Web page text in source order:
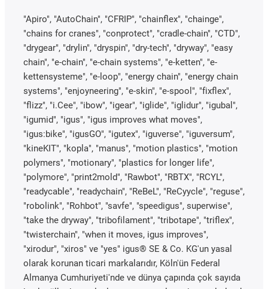
"Apiro", "AutoChain", "CFRIP", "chainflex", "chainge",
"chains for cranes", "conprotect", "cradle-chain", "CTD",
"drygear", "drylin", "dryspin", "dry-tech", "dryway", "easy
chain", "e-chain", "e-chain systems", "e-ketten", "e-
kettensysteme", "e-loop", "energy chain", "energy chain
systems", "enjoyneering", "e-skin", "e-spool", "fixflex",
"flizz", "i.Cee", "ibow", "igear", "iglide", "iglidur", "igubal",
"igumid", "igus", "igus improves what moves",
"igus:bike", "igusGO", "igutex", "iguverse", "iguversum",
"kineKIT", "kopla", "manus", "motion plastics", "motion
polymers", "motionary", "plastics for longer life",
"polymore", "print2mold", "Rawbot", "RBTX", "RCYL",
"readycable", "readychain", "ReBeL", "ReCyycle", "reguse",
"robolink", "Rohbot", "savfe", "speedigus", superwise",
"take the dryway", "tribofilament", "tribotape", "triflex",
"twisterchain", "when it moves, igus improves",
"xirodur", "xiros" ve "yes" igus® SE & Co. KG'un yasal
olarak korunan ticari markalarıdır, Köln'ün Federal
Almanya Cumhuriyeti'nde ve dünya çapında çok sayıda